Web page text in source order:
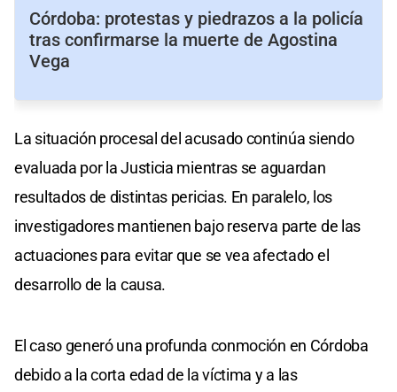
Córdoba: protestas y piedrazos a la policía
tras confirmarse la muerte de Agostina
Vega
La situación procesal del acusado continúa siendo
evaluada por la Justicia mientras se aguardan
resultados de distintas pericias. En paralelo, los
investigadores mantienen bajo reserva parte de las
actuaciones para evitar que se vea afectado el
desarrollo de la causa.
El caso generó una profunda conmoción en Córdoba
debido a la corta edad de la víctima y a las